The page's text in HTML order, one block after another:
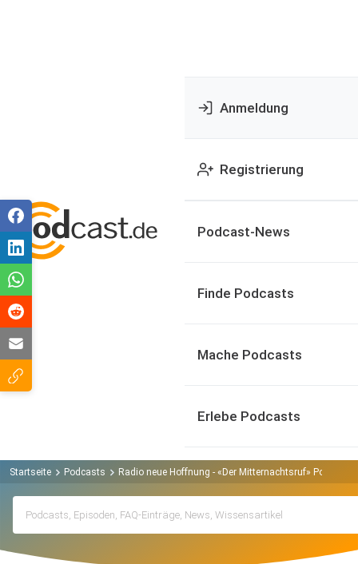
Anmeldung
Registrierung
Podcast-News
Finde Podcasts
Mache Podcasts
Erlebe Podcasts
Startseite Podcasts Radio neue Hoffnung - «Der Mitternachtsruf» Podcast